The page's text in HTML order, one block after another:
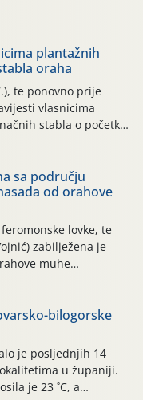
plantažnih
oraha
te ponovno prije
vlasnicima
stabla o početku
suzbijanja
Već dvanaest dana
koji naročito
jer najviše
sa području
od orahove
lovke, te
zabilježena je
muhe
može se objasniti
s vrlo malim
brojem prezimjelih
ljepljivim Rebell
bilogorske
je posljednjih 14
u županiji.
je 23 ˚C, a